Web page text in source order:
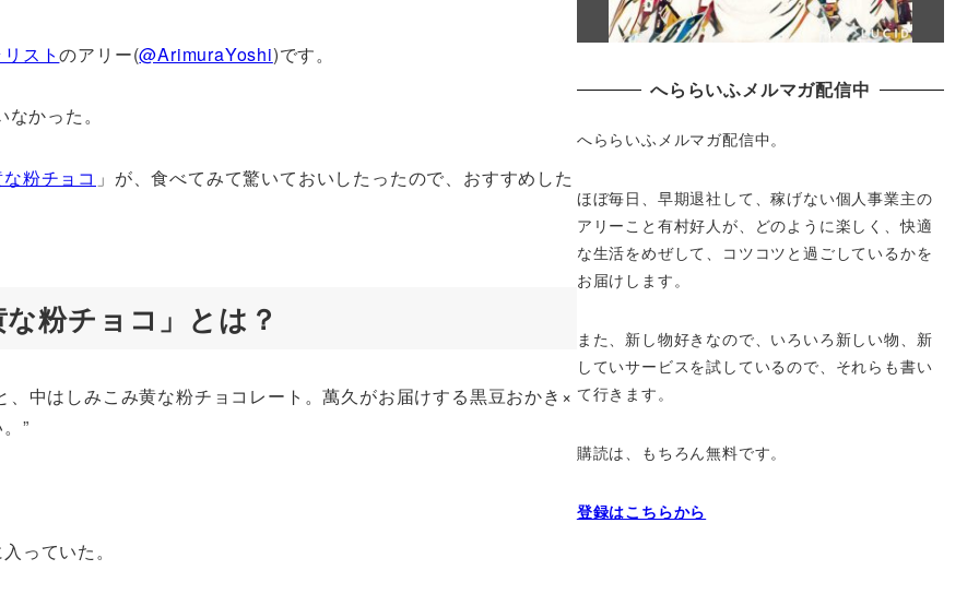
ストのアリー(@ArimuraYoshi)です。
かった。
粉チョコ 」が、食べてみて驚いておいしたったので、おすすめした
粉チョコ」とは？
中はしみこみ黄な粉チョコレート。萬久がお届けする黒豆おかき×
”
っていた。
へららいふメルマガ配信中
へららいふメルマガ配信中。
ほぼ毎日、早期退社して、稼げない個人事業主の
アリーこと有村好人が、どのように楽しく、快適
な生活をめぜして、 コツコツと過ごしているかを
お届けします。
また、新し物好きなので、いろいろ新しい物、 新
していサービスを試しているので、それらも書い
て行きます。
購読は、もちろん無料です。
登録はこちらから